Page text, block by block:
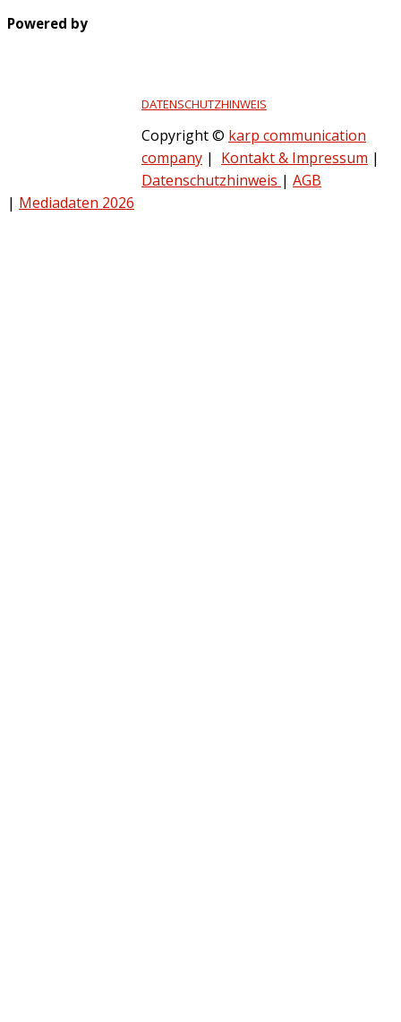
Powered by
DATENSCHUTZHINWEIS
Copyright © karp communication
company | Kontakt & Impressum |
Datenschutzhinweis | AGB
| Mediadaten 2026